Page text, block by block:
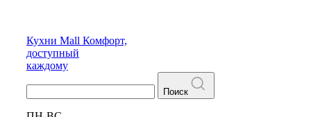
Кухни Mall Комфорт,
доступный
каждому
Поиск